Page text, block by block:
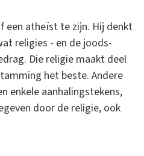
een atheïst te zijn. Hij denkt
religies - en de joods-
Die religie maakt deel
het beste. Andere
enkele aanhalingstekens,
door de religie, ook